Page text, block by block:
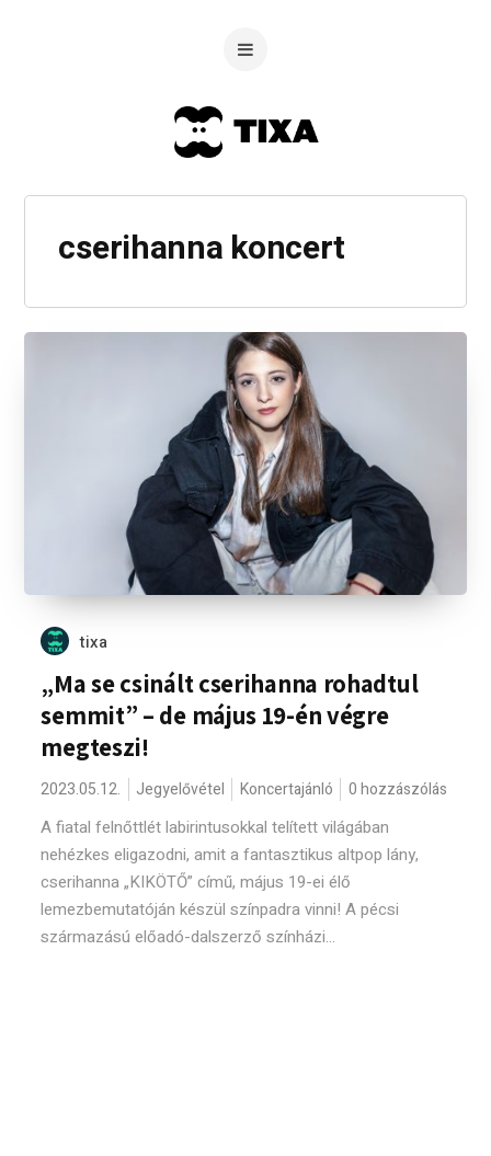
cserihanna koncert
tixa
„Ma se csinált cserihanna rohadtul
semmit” – de május 19-én végre
megteszi!
2023.05.12. Jegyelővétel Koncertajánló 0 hozzászólás
A fiatal felnőttlét labirintusokkal telített világában
nehézkes eligazodni, amit a fantasztikus altpop lány,
cserihanna „KIKÖTŐ” című, május 19-ei élő
lemezbemutatóján készül színpadra vinni! A pécsi
származású előadó-dalszerző színházi...